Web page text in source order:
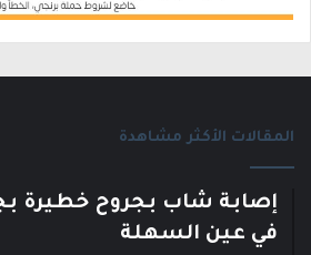
المقالات الأكثر مشاهدة
إصابة شاب بجروح خطيرة
في عين السهلة